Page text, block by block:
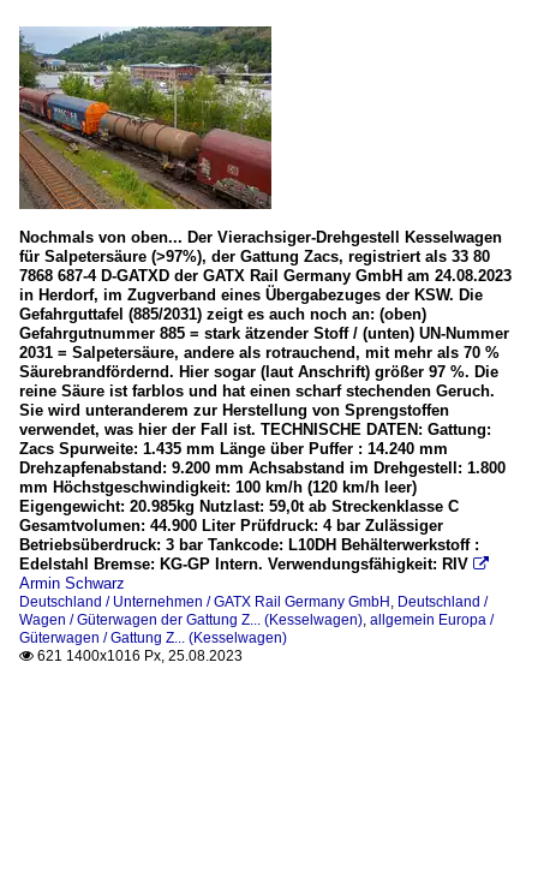
Nochmals von oben... Der Vierachsiger-Drehgestell Kesselwagen
für Salpetersäure (>97%), der Gattung Zacs, registriert als 33 80
7868 687-4 D-GATXD der GATX Rail Germany GmbH am 24.08.2023
in Herdorf, im Zugverband eines Übergabezuges der KSW. Die
Gefahrguttafel (885/2031) zeigt es auch noch an: (oben)
Gefahrgutnummer 885 = stark ätzender Stoff / (unten) UN-Nummer
2031 = Salpetersäure, andere als rotrauchend, mit mehr als 70 %
Säurebrandfördernd. Hier sogar (laut Anschrift) größer 97 %. Die
reine Säure ist farblos und hat einen scharf stechenden Geruch.
Sie wird unteranderem zur Herstellung von Sprengstoffen
verwendet, was hier der Fall ist. TECHNISCHE DATEN: Gattung:
Zacs Spurweite: 1.435 mm Länge über Puffer : 14.240 mm
Drehzapfenabstand: 9.200 mm Achsabstand im Drehgestell: 1.800
mm Höchstgeschwindigkeit: 100 km/h (120 km/h leer)
Eigengewicht: 20.985kg Nutzlast: 59,0t ab Streckenklasse C
Gesamtvolumen: 44.900 Liter Prüfdruck: 4 bar Zulässiger
Betriebsüberdruck: 3 bar Tankcode: L10DH Behälterwerkstoff :
Edelstahl Bremse: KG-GP Intern. Verwendungsfähigkeit: RIV 
Armin Schwarz
Deutschland / Unternehmen / GATX Rail Germany GmbH Deutschland /
Wagen / Güterwagen der Gattung Z... (Kesselwagen) allgemein Europa /
Güterwagen / Gattung Z... (Kesselwagen)
 621 1400x1016 Px, 25.08.2023